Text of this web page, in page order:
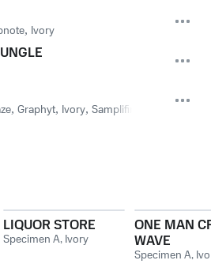
, Ivory
, Graphyt, Ivory, Samplifire
LIQUOR STORE
Specimen A, Ivory
ONE MAN
WAVE
Specimen A,